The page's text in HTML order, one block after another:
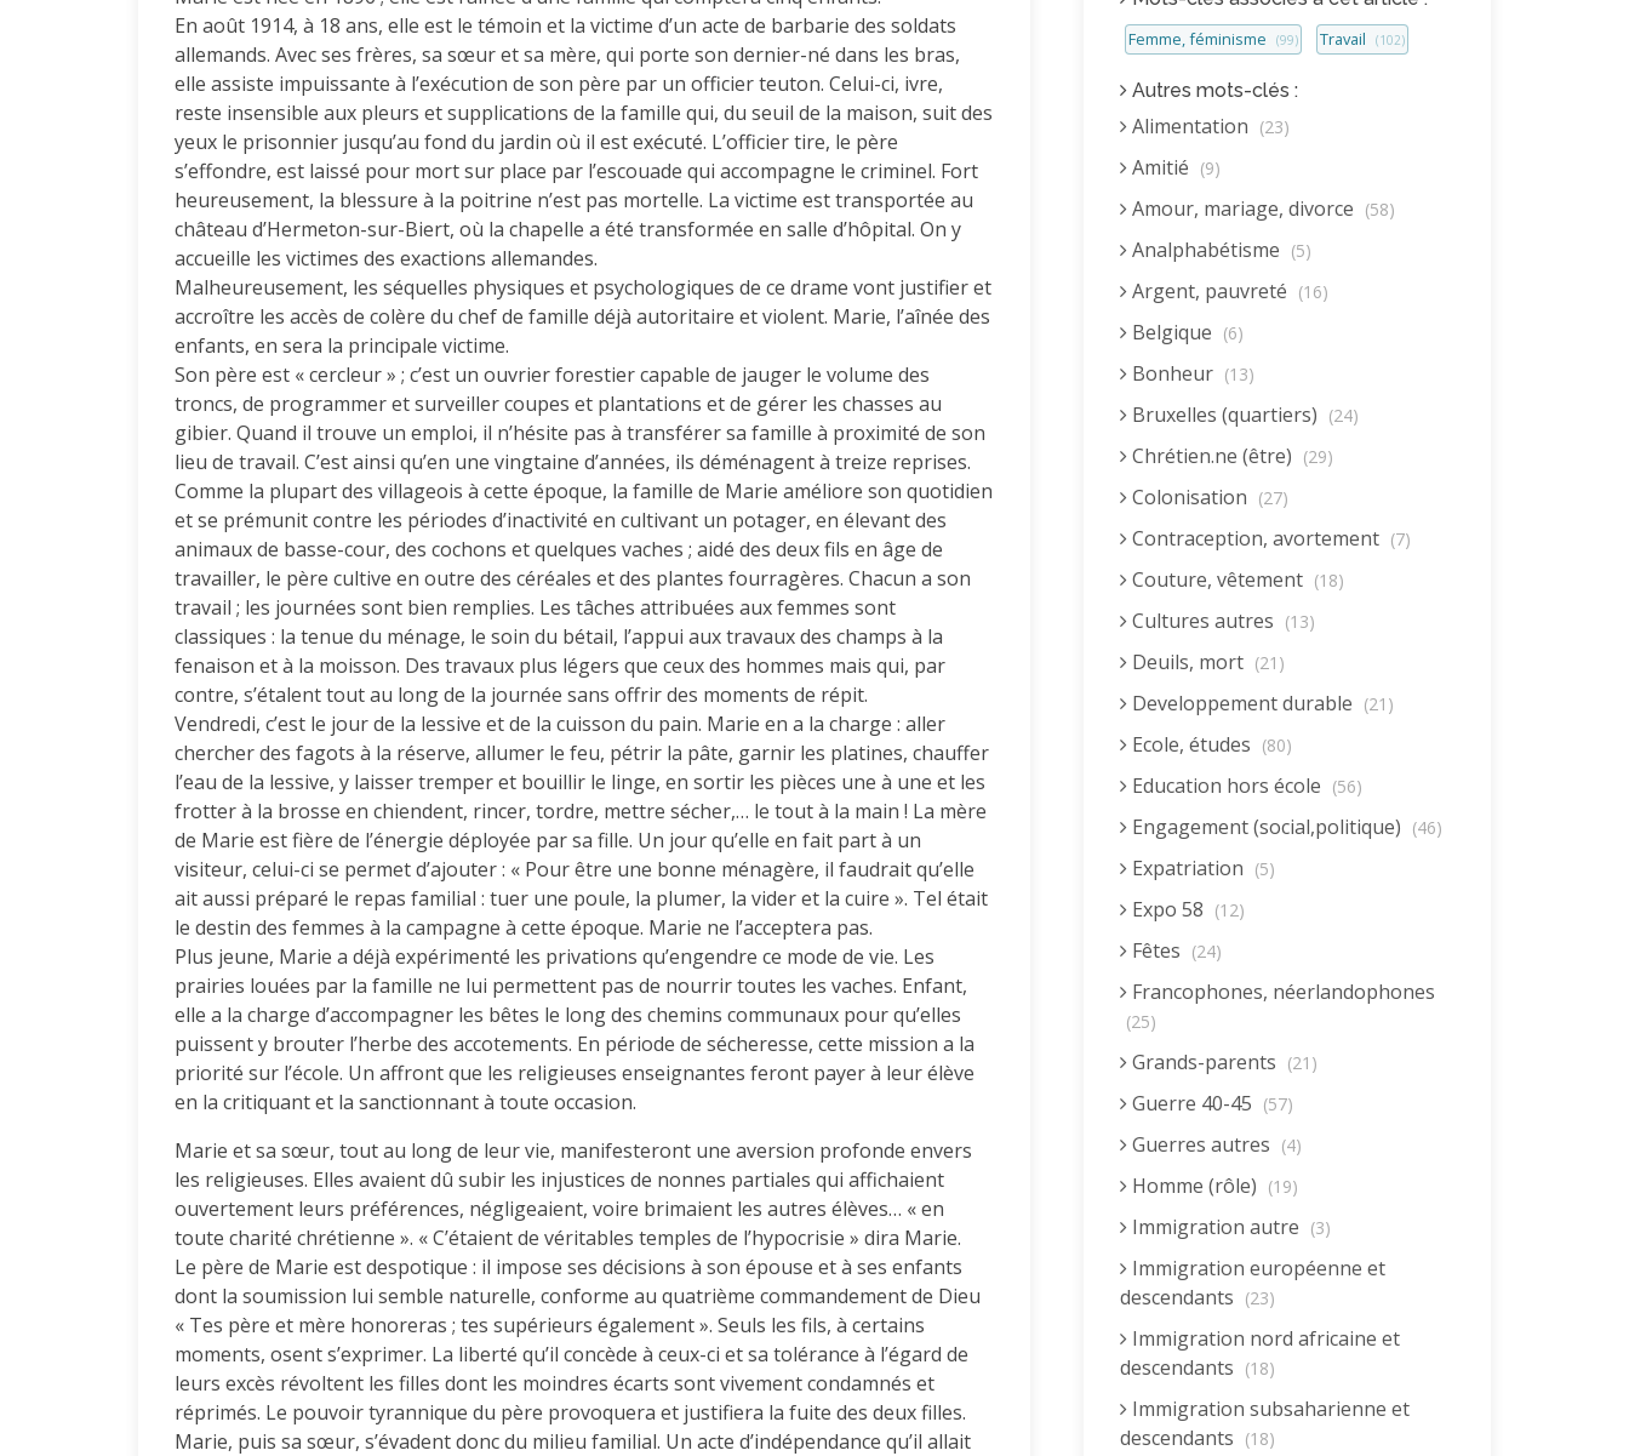
En août 1914, à 18 ans, elle est le témoin et la victime d’un acte de barbarie des soldats
allemands. Avec ses frères, sa sœur et sa mère, qui porte son dernier-né dans les bras,
elle assiste impuissante à l’exécution de son père par un officier teuton. Celui-ci, ivre,
reste insensible aux pleurs et supplications de la famille qui, du seuil de la maison, suit des
yeux le prisonnier jusqu’au fond du jardin où il est exécuté. L’officier tire, le père
s’effondre, est laissé pour mort sur place par l’escouade qui accompagne le criminel. Fort
heureusement, la blessure à la poitrine n’est pas mortelle. La victime est transportée au
château d’Hermeton-sur-Biert, où la chapelle a été transformée en salle d’hôpital. On y
accueille les victimes des exactions allemandes.
Malheureusement, les séquelles physiques et psychologiques de ce drame vont justifier et
accroître les accès de colère du chef de famille déjà autoritaire et violent. Marie, l’aînée des
enfants, en sera la principale victime.
Son père est « cercleur » ; c’est un ouvrier forestier capable de jauger le volume des
troncs, de programmer et surveiller coupes et plantations et de gérer les chasses au
gibier. Quand il trouve un emploi, il n’hésite pas à transférer sa famille à proximité de son
lieu de travail. C’est ainsi qu’en une vingtaine d’années, ils déménagent à treize reprises.
Comme la plupart des villageois à cette époque, la famille de Marie améliore son quotidien
et se prémunit contre les périodes d’inactivité en cultivant un potager, en élevant des
animaux de basse-cour, des cochons et quelques vaches ; aidé des deux fils en âge de
travailler, le père cultive en outre des céréales et des plantes fourragères. Chacun a son
travail ; les journées sont bien remplies. Les tâches attribuées aux femmes sont
classiques : la tenue du ménage, le soin du bétail, l’appui aux travaux des champs à la
fenaison et à la moisson. Des travaux plus légers que ceux des hommes mais qui, par
contre, s’étalent tout au long de la journée sans offrir des moments de répit.
Vendredi, c’est le jour de la lessive et de la cuisson du pain. Marie en a la charge : aller
chercher des fagots à la réserve, allumer le feu, pétrir la pâte, garnir les platines, chauffer
l’eau de la lessive, y laisser tremper et bouillir le linge, en sortir les pièces une à une et les
frotter à la brosse en chiendent, rincer, tordre, mettre sécher,… le tout à la main ! La mère
de Marie est fière de l’énergie déployée par sa fille. Un jour qu’elle en fait part à un
visiteur, celui-ci se permet d’ajouter : « Pour être une bonne ménagère, il faudrait qu’elle
ait aussi préparé le repas familial : tuer une poule, la plumer, la vider et la cuire ». Tel était
le destin des femmes à la campagne à cette époque. Marie ne l’acceptera pas.
Plus jeune, Marie a déjà expérimenté les privations qu’engendre ce mode de vie. Les
prairies louées par la famille ne lui permettent pas de nourrir toutes les vaches. Enfant,
elle a la charge d’accompagner les bêtes le long des chemins communaux pour qu’elles
puissent y brouter l’herbe des accotements. En période de sécheresse, cette mission a la
priorité sur l’école. Un affront que les religieuses enseignantes feront payer à leur élève
en la critiquant et la sanctionnant à toute occasion.
Marie et sa sœur, tout au long de leur vie, manifesteront une aversion profonde envers
les religieuses. Elles avaient dû subir les injustices de nonnes partiales qui affichaient
ouvertement leurs préférences, négligeaient, voire brimaient les autres élèves… « en
toute charité chrétienne ». « C’étaient de véritables temples de l’hypocrisie » dira Marie.
Le père de Marie est despotique : il impose ses décisions à son épouse et à ses enfants
dont la soumission lui semble naturelle, conforme au quatrième commandement de Dieu
« Tes père et mère honoreras ; tes supérieurs également ». Seuls les fils, à certains
moments, osent s’exprimer. La liberté qu’il concède à ceux-ci et sa tolérance à l’égard de
leurs excès révoltent les filles dont les moindres écarts sont vivement condamnés et
réprimés. Le pouvoir tyrannique du père provoquera et justifiera la fuite des deux filles.
Marie, puis sa sœur, s’évadent donc du milieu familial. Un acte d’indépendance qu’il allait
Femme, féminisme (99) Travail (102)
Autres mots-clés :
Alimentation (23)
Amitié (9)
Amour, mariage, divorce (58)
Analphabétisme (5)
Argent, pauvreté (16)
Belgique (6)
Bonheur (13)
Bruxelles (quartiers) (24)
Chrétien.ne (être) (29)
Colonisation (27)
Contraception, avortement (7)
Couture, vêtement (18)
Cultures autres (13)
Deuils, mort (21)
Developpement durable (21)
Ecole, études (80)
Education hors école (56)
Engagement (social,politique) (46)
Expatriation (5)
Expo 58 (12)
Fêtes (24)
Francophones, néerlandophones
(25)
Grands-parents (21)
Guerre 40-45 (57)
Guerres autres (4)
Homme (rôle) (19)
Immigration autre (3)
Immigration européenne et
descendants (23)
Immigration nord africaine et
descendants (18)
Immigration subsaharienne et
descendants (18)